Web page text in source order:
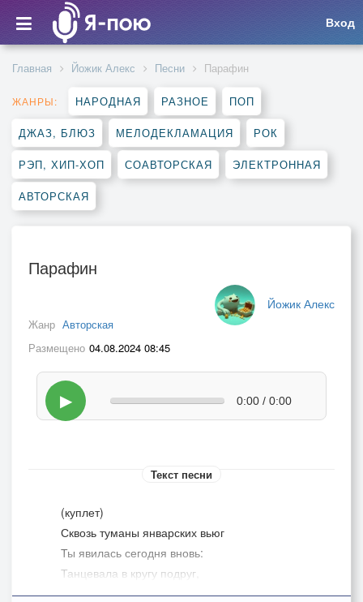
Вход
Главная Йожик Алекс Песни Парафин
ЖАНРЫ: НАРОДНАЯ РАЗНОЕ ПОП
ДЖАЗ, БЛЮЗ МЕЛОДЕКЛАМАЦИЯ РОК
РЭП, ХИП-ХОП СОАВТОРСКАЯ ЭЛЕКТРОННАЯ
АВТОРСКАЯ
Парафин
Йожик Алекс
Жанр Авторская
Размещено 04.08.2024 08:45
▶ 0:00 / 0:00
Текст песни
(куплет)
Сквозь туманы январских вьюг
Ты явилась сегодня вновь:
Танцевала в кругу подруг,
Словно бабочка средь цветов.